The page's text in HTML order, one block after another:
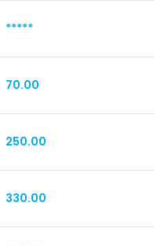
*****
70.00
250.00
330.00